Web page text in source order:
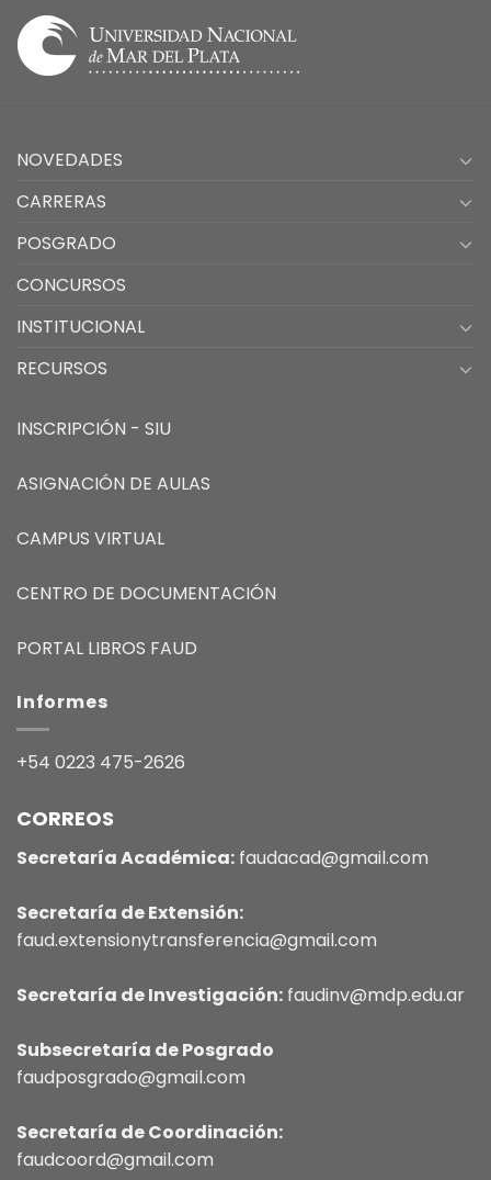
NOVEDADES
CARRERAS
POSGRADO
CONCURSOS
INSTITUCIONAL
RECURSOS
INSCRIPCIÓN - SIU
ASIGNACIÓN DE AULAS
CAMPUS VIRTUAL
CENTRO DE DOCUMENTACIÓN
PORTAL LIBROS FAUD
Informes
+54 0223 475-2626
CORREOS
Secretaría Académica: faudacad@gmail.com
Secretaría de Extensión:
faud.extensionytransferencia@gmail.com
Secretaría de Investigación: faudinv@mdp.edu.ar
Subsecretaría de Posgrado
faudposgrado@gmail.com
Secretaría de Coordinación:
faudcoord@gmail.com